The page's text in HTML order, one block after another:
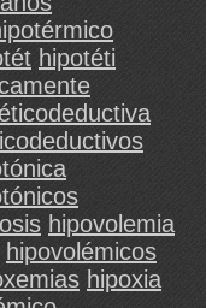
hipotéti
hipovolemia
hipovolémicos
hipoxia